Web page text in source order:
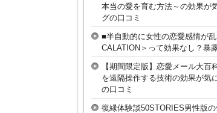
本当の愛を育む方法～の効果が
グの口コミ
■半自動的に女性の恋愛感情が
CALATION＞って効果なし？暴
【期間限定版】恋愛メール大百
を遠隔操作する技術の効果が気
の口コミ
復縁体験談50STORIES男性版